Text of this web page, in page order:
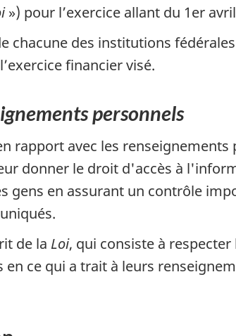
») pour l’exercice allant du 1er
chacune des institutions
financier visé.
personnels
rapport avec les
donner le droit d'accès à
gens en assurant un contrôle
de la Loi, qui consiste à
ce qui a trait à leurs